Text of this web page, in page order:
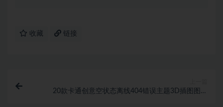
收藏 链接
20款卡通创意空状态离线404错误主题3D插图图标